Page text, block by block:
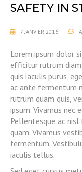
SAFETY IN
7 JANVIER 2016
Lorem ipsum dolor
efficitur rutrum
quis iaculis purus,
ac ante fermentum
rutrum quam quis,
ipsum. Vivamus nec
Pellentesque ac
quam. Vivamus
fermentum.
iaculis tellus.